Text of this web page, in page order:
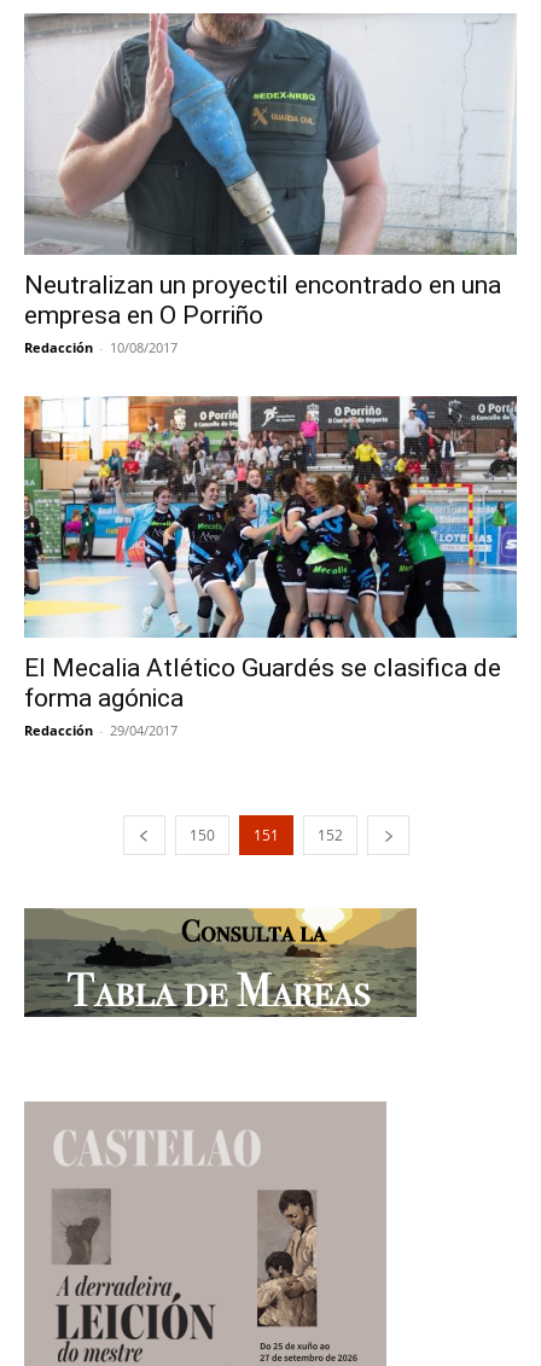
Neutralizan un proyectil encontrado en una
empresa en O Porriño
Redacción - 10/08/2017
El Mecalia Atlético Guardés se clasifica de
forma agónica
Redacción - 29/04/2017
150 151 152